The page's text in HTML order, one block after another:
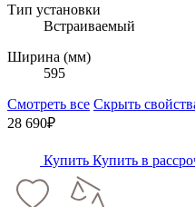
Тип установки
Встраиваемый
Ширина (мм)
595
Смотреть все Скрыть
28 690₽
Купить Купить в